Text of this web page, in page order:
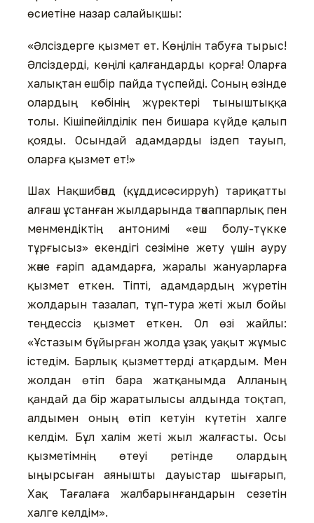
өсиетіне назар салайықшы:
«Әлсіздерге қызмет ет. Көңілін табуға тырыс!
Әлсіздерді, көңілі қалғандарды қорға! Оларға
халықтан ешбір пайда түспейді. Соның өзінде
олардың көбінің жүректері тыныштыққа
толы. Кішіпейілділік пен бишара күйде қалып
қояды. Осындай адамдарды іздеп тауып,
оларға қызмет ет!»
Шах Нақшибәнд (құддисә сирруһ) тариқатты
алғаш ұстанған жылдарында тәкаппарлық пен
менмендіктің антонимі «еш болу-түкке
тұрғысыз» екендігі сезіміне жету үшін ауру
және ғаріп адамдарға, жаралы жануарларға
қызмет еткен. Тіпті, адамдардың жүретін
жолдарын тазалап, тұп-тура жеті жыл бойы
теңдессіз қызмет еткен. Ол өзі жайлы:
«Ұстазым бұйырған жолда ұзақ уақыт жұмыс
істедім. Барлық қызметтерді атқардым. Мен
жолдан өтіп бара жатқанымда Алланың
қандай да бір жаратылысы алдында тоқтап,
алдымен оның өтіп кетуін күтетін халге
келдім. Бұл халім жеті жыл жалғасты. Осы
қызметімнің өтеуі ретінде олардың
ыңырсыған аянышты дауыстар шығарып,
Хақ Тағалаға жалбарынғандарын сезетін
халге келдім».